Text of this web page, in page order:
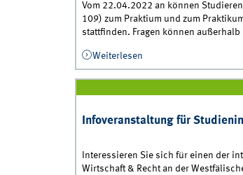
Vom 22.04.2022 an können
109) zum Praktium und zum
stattfinden. Fragen können außerhalb
Weiterlesen
Infoveranstaltung für
Interessieren Sie sich für einen der
Wirtschaft & Recht an der